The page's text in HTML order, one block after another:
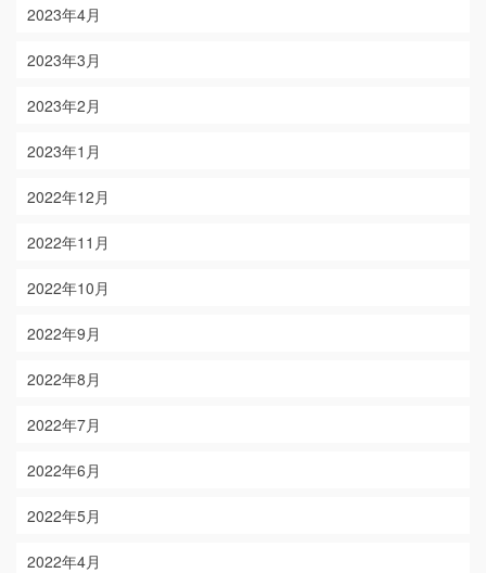
2023年4月
2023年3月
2023年2月
2023年1月
2022年12月
2022年11月
2022年10月
2022年9月
2022年8月
2022年7月
2022年6月
2022年5月
2022年4月